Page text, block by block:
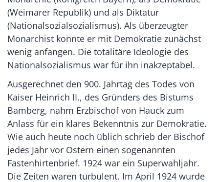
(Weimarer Republik) und als Diktatur
(Nationalsozialsozialismus). Als überzeugter
Monarchist konnte er mit Demokratie zunächst
wenig anfangen. Die totalitäre Ideologie des
Nationalsozialismus war für ihn inakzeptabel.
Ausgerechnet den 900. Jahrtag des Todes von
Kaiser Heinrich II., des Gründers des Bistums
Bamberg, nahm Erzbischof von Hauck zum
Anlass für ein klares Bekenntnis zur Demokratie.
Wie auch heute noch üblich schrieb der Bischof
jedes Jahr vor Ostern einen sogenannten
Fastenhirtenbrief. 1924 war ein Superwahljahr.
Die Zeiten waren turbulent. Im April 1924 wurde